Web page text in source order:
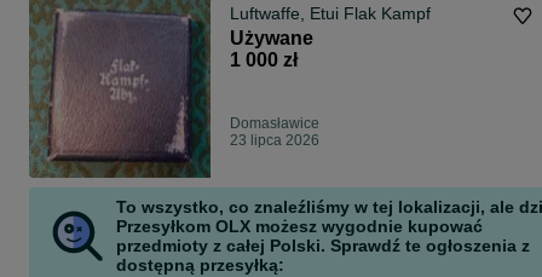
Luftwaffe, Etui Flak Kampf
Używane
1 000 zł
Domasławice
23 lipca 2026
To wszystko, co znaleźliśmy w tej lokalizacji, ale
Przesyłkom OLX możesz wygodnie kupować
przedmioty z całej Polski. Sprawdź te ogłoszenia z
dostępną przesyłką: